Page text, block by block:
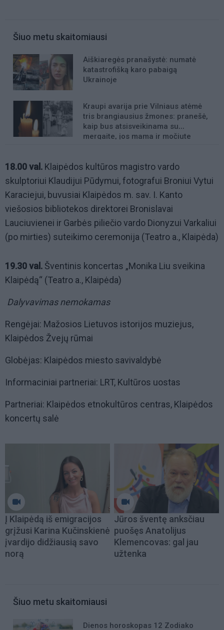
Šiuo metu skaitomiausi
Aiškiaregės pranašystė: numatė
katastrofišką karo pabaigą
Ukrainoje
Kraupi avarija prie Vilniaus atėmė
tris brangiausius žmones: pranešė,
kaip bus atsisveikinama su
mergaite, jos mama ir močiute
18.00 val. Klaipėdos kultūros magistro vardo
skulptoriui Klaudijui Pūdymui, fotografui Broniui Vytui
Karaciejui, buvusiai Klaipėdos m. sav. I. Kanto
viešosios bibliotekos direktorei Bronislavai
Lauciuvienei ir Garbės piliečio vardo Dionyzui Varkaliui
(po mirties) suteikimo ceremonija (Teatro a., Klaipėda)
19.30 val. Šventinis koncertas „Monika Liu sveikina
Klaipėdą“ (Teatro a., Klaipėda)
Dalyvavimas nemokamas
Rengėjai: Mažosios Lietuvos istorijos muziejus,
Klaipėdos Žvejų rūmai
Globėjas: Klaipėdos miesto savivaldybė
Informaciniai partneriai: LRT, Kultūros uostas
Partneriai: Klaipėdos etnokultūros centras, Klaipėdos
koncertų salė
Į Klaipėdą iš emigracijos
grįžusi Karina Kučinskienė
įvardijo didžiausią savo
norą
Jūros šventę anksčiau
puošęs Anatolijus
Klemencovas: gal jau
užtenka
Šiuo metu skaitomiausi
Dienos horoskopas 12 Zodiako